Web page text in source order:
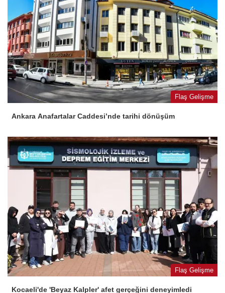
Flaş Gelişme
Ankara Anafartalar Caddesi’nde tarihi dönüşüm
Flaş Gelişme
Kocaeli'de 'Beyaz Kalpler' afet gerçeğini deneyimledi